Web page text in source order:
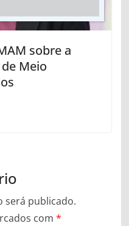
sobre a
Meio
será publicado.
com *